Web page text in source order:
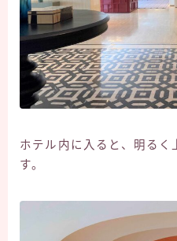
ホテル内に入ると、明るく
す。